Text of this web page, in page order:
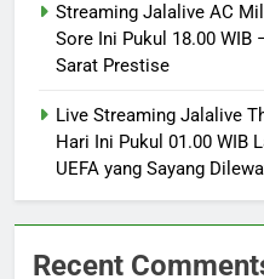
Streaming Jalalive AC
Sore Ini Pukul 18.00 WIB
Sarat Prestise
Live Streaming Jalalive
Hari Ini Pukul 01.00 WIB
UEFA yang Sayang
Recent